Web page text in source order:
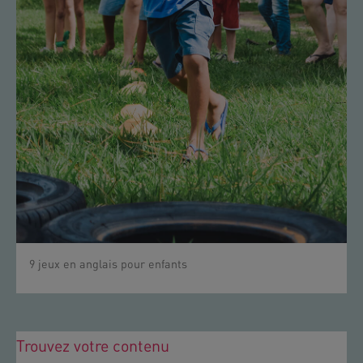
9 jeux en anglais pour enfants
Trouvez votre contenu